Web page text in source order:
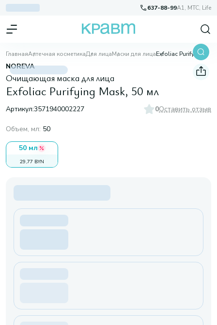
637-88-99A1, МТС, Life
ГлавнаяАптечная косметикаДля лицаМаски для лица Exfoliac Purifying Mask, 50 мл
NOREVA
Очищающая маска для лица
Exfoliac Purifying Mask, 50 мл
Артикул:3571940002227 0Оставить отзыв
Объем, мл: 50
50 мл
29,77 BYN